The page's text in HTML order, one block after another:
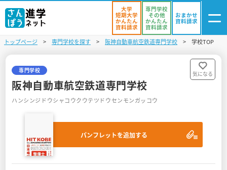
資料リスト
進学イベント
入試・受験入門
大学
短期大学
かんたん
資料請求
専門学校
その他
かんたん
資料請求
おまかせ
資料請求
トップページ 専門学校を探す 阪神自動車航空鉄道専門学校 学校TOP
専門学校
阪神自動車航空鉄道専門学校
ハンシンジドウシャコウクウテツドウセンモンガッコウ
パンフレットを追加する
気になる